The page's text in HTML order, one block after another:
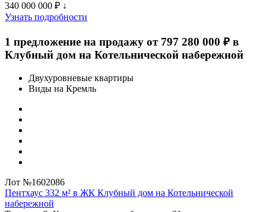
340 000 000 ₽ ↓
Узнать подробности
1 предложение на продажу от 797 280 000 ₽ в
Клубный дом на Котельнической набережной
Двухуровневые квартиры
Виды на Кремль
Лот №1602086
Пентхаус 332 м² в ЖК Клубный дом на Котельнической
набережной